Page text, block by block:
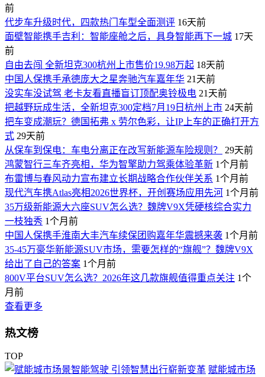
前
代步车升级时代，四款热门车型全面测评 16天前
面壁智能携手吉利：智能座舱之后，具身智能再下一城 17天
前
自由去闯 全新坦克300杭州上市售价19.98万起 18天前
中国人保携手承德庞大之星奔驰汽车嘉年华 21天前
没实车没试驾 老卡友看直播盲订顶配奥铃极电 21天前
把越野玩成生活，全新坦克300定档7月19日杭州上市 24天前
​把车变成潮玩？德国拓弗 x 劳尔色彩，让IP上车的正确打开方
式 29天前
从保车到保电：车电分离正在改写新能源车险规则？
29天前
鸿蒙智行三车齐亮相，华为智擎助力驾乘体验革新 1个月前
布雷博与春风动力宣布建立长期战略合作伙伴关系 1个月前
现代汽车携Atlas亮相2026世界杯，开创赛场应用先河 1个月前
35万级新能源大六座SUV怎么选？魏牌V9X凭硬核综合实力
一枝独秀 1个月前
中国人保携手淮南大丰汽车续保团购嘉年华震撼来袭 1个月前
35-45万豪华新能源SUV市场，需要怎样的“旗舰”？魏牌V9X
给出了自己的答案 1个月前
800V平台SUV怎么选？2026年这几款旗舰值得重点关注 1个
月前
查看更多
热文榜
TOP
赋能城市场